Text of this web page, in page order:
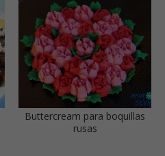
Buttercream para boquillas
rusas